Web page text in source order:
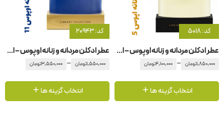
کد: 5018
عطر ادکلن مردانه و زنانه اوپوس – اپوس 5 آمواج – آمواژ
1,850,000تومان –
4,100,000تومان
انتخاب گزینه ها
کد: 20943
عطر ادکلن مردانه و زنانه اوپوس – اپوس ۱۱ آمواج – آمواژ
1,550,000تومان –
3,550,000تومان
انتخاب گزینه ها